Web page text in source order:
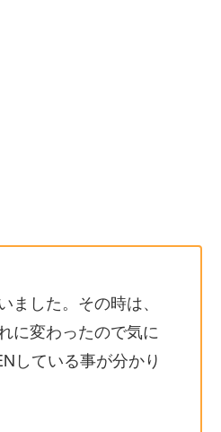
した。その時は、
に変わったので気に
している事が分かり